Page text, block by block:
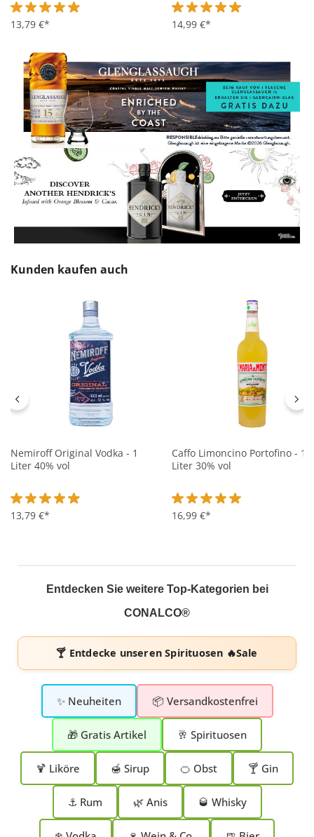
Durchschnittliche Bewertung von 4.8 von 5 Sternen
13,79 €* Durchschnittliche
14,99 €*
Produktgalerie überspringen
Kunden kaufen auch
Nemiroff Original Vodka - 1
Liter 40% vol
Durchschnittliche Bewertung von 4.8 von 5 Sternen
13,79 €*
Caffo Limoncino Portofino - 1
Liter 30% vol
Durchschnittliche
16,99 €*
Entdecken Sie weitere Top-Kategorien bei
CONALCO®
🍸 Entdecke unserenSpirituosen 🔥Sale
✨ Neuheiten 📦 Versandkostenfrei
🎁 Gratis Artikel 🥂 Spirituosen
🍹 Liköre 🍯 Sirup 🍊 Obst 🍸 Gin
⚓ Rum 🌿 Anis 🥃 Whisky